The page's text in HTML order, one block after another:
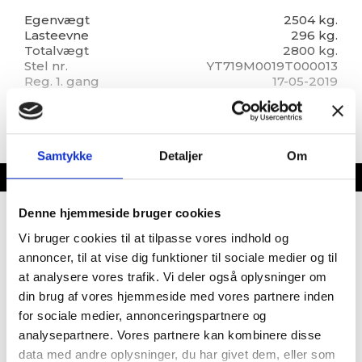
Samtykke Detaljer Om
Denne hjemmeside bruger cookies
Vi bruger cookies til at tilpasse vores indhold og
annoncer, til at vise dig funktioner til sociale medier og til
at analysere vores trafik. Vi deler også oplysninger om
din brug af vores hjemmeside med vores partnere inden
for sociale medier, annonceringspartnere og
analysepartnere. Vores partnere kan kombinere disse
data med andre oplysninger, du har givet dem, eller som
centralvarme, vandbåren gulvvarme, Truma
DuoControl gasomskifter, 2 stk. Travelmate LPG
gasflasker, fastmonteret Starlink satelit internet med
router, opvaskemaskine under køleskabet, gasalarm,
alarmsystem, helårsdæk, 5KW Lithium batterier,
Victron Inverter, Epson 4K projektor til tv og film,
1200 watt solceller med Victron omformer, Tyske
ALB filter system (drikkevand) – 3 ekstra filtre
medfølger, AL-KO ATC, Dometic indbygnings
Egenvægt
2504 kg.
Lasteevne
296 kg.
Totalvægt
2800 kg.
Stel nr.
YT719M0019T000013
Reg. 1. gang
17-05-2019
Købeloven
Totallængde cm.
1150
Siddepladser
Indretning
Dobbeltseng
Queens Bed
Lamelbund
Topmadras
Springmadrasser
Hæve/sænkebord
Rundsiddegruppe
Sidesiddegruppe